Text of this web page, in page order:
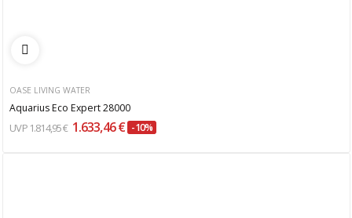
OASE LIVING WATER
Aquarius Eco Expert 28000
1.814,95 € 1.633,46 € -10%